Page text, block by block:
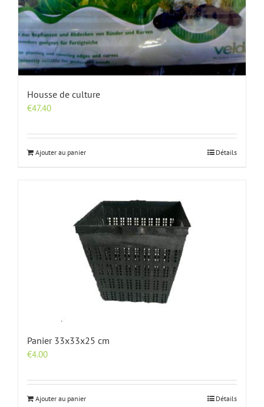
Housse de culture
€47.40
Ajouter au panier Détails
Panier 33x33x25 cm
€4.00
Ajouter au panier Détails